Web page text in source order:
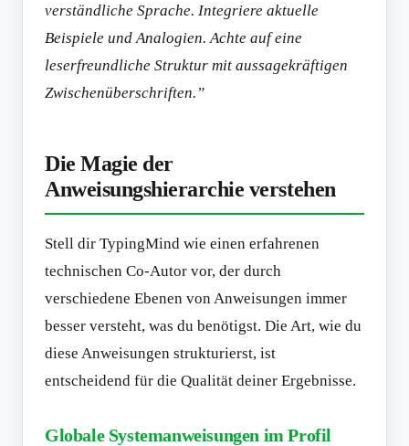
verständliche Sprache. Integriere aktuelle
Beispiele und Analogien. Achte auf eine
leserfreundliche Struktur mit aussagekräftigen
Zwischenüberschriften.”
Die Magie der
Anweisungshierarchie verstehen
Stell dir TypingMind wie einen erfahrenen
technischen Co-Autor vor, der durch
verschiedene Ebenen von Anweisungen immer
besser versteht, was du benötigst. Die Art, wie du
diese Anweisungen strukturierst, ist
entscheidend für die Qualität deiner Ergebnisse.
Globale Systemanweisungen im Profil